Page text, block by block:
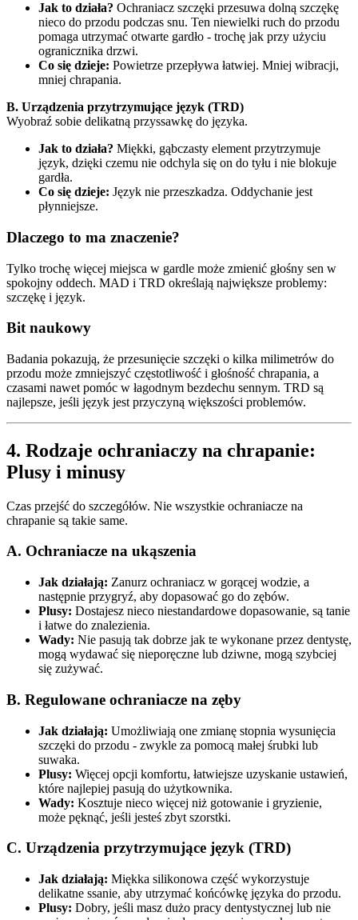
Jak to działa? Ochraniacz szczęki przesuwa dolną szczękę
nieco do przodu podczas snu. Ten niewielki ruch do przodu
pomaga utrzymać otwarte gardło - trochę jak przy użyciu
ogranicznika drzwi.
Co się dzieje: Powietrze przepływa łatwiej. Mniej wibracji,
mniej chrapania.
B. Urządzenia przytrzymujące język (TRD)
Wyobraź sobie delikatną przyssawkę do języka.
Jak to działa? Miękki, gąbczasty element przytrzymuje
język, dzięki czemu nie odchyla się on do tyłu i nie blokuje
gardła.
Co się dzieje: Język nie przeszkadza. Oddychanie jest
płynniejsze.
Dlaczego to ma znaczenie?
Tylko trochę więcej miejsca w gardle może zmienić głośny sen w
spokojny oddech. MAD i TRD określają największe problemy:
szczękę i język.
Bit naukowy
Badania pokazują, że przesunięcie szczęki o kilka milimetrów do
przodu może zmniejszyć częstotliwość i głośność chrapania, a
czasami nawet pomóc w łagodnym bezdechu sennym. TRD są
najlepsze, jeśli język jest przyczyną większości problemów.
4. Rodzaje ochraniaczy na chrapanie:
Plusy i minusy
Czas przejść do szczegółów. Nie wszystkie ochraniacze na
chrapanie są takie same.
A. Ochraniacze na ukąszenia
Jak działają: Zanurz ochraniacz w gorącej wodzie, a
następnie przygryź, aby dopasować go do zębów.
Plusy: Dostajesz nieco niestandardowe dopasowanie, są tanie
i łatwe do znalezienia.
Wady: Nie pasują tak dobrze jak te wykonane przez dentystę,
mogą wydawać się nieporęczne lub dziwne, mogą szybciej
się zużywać.
B. Regulowane ochraniacze na zęby
Jak działają: Umożliwiają one zmianę stopnia wysunięcia
szczęki do przodu - zwykle za pomocą małej śrubki lub
suwaka.
Plusy: Więcej opcji komfortu, łatwiejsze uzyskanie ustawień,
które najlepiej pasują do użytkownika.
Wady: Kosztuje nieco więcej niż gotowanie i gryzienie,
może pęknąć, jeśli jesteś zbyt szorstki.
C. Urządzenia przytrzymujące język (TRD)
Jak działają: Miękka silikonowa część wykorzystuje
delikatne ssanie, aby utrzymać końcówkę języka do przodu.
Plusy: Dobry, jeśli masz dużo pracy dentystycznej lub nie